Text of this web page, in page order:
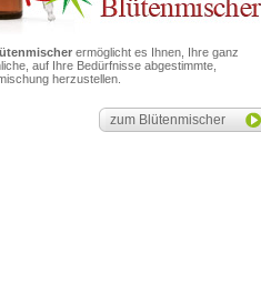
ermöglicht es Ihnen, Ihre ganz
auf Ihre Bedürfnisse abgestimmte,
herzustellen.
zum Blütenmischer